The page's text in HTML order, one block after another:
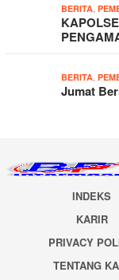
BERITA
BERITA
Jumat
INDEKS
KARIR
PRIVACY
TENTANG